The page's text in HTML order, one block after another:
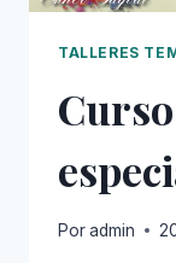
TALLERES
Poradmin